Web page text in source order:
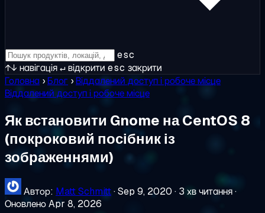
esc
↑↓ навігація↵відкрити esc закрити
Головна ›Блог ›Віддалений доступ і робоче місце
Віддалений доступ і робоче місце
Як встановити Gnome на CentOS 8
(покроковий посібник із
зображеннями)
Автор: Matt Schmitt·Sep 9, 2020 · 3 хв читання·
Оновлено Apr 8, 2026